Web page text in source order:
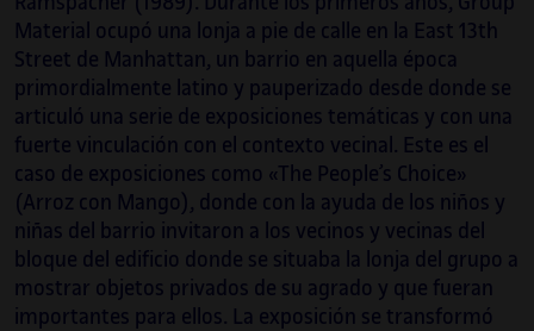
Material ocupó una lonja a pie de calle en la East 13th
Street de Manhattan, un barrio en aquella época
primordialmente latino y pauperizado desde donde se
articuló una serie de exposiciones temáticas y con una
fuerte vinculación con el contexto vecinal. Este es el
caso de exposiciones como «The People’s Choice»
(Arroz con Mango), donde con la ayuda de los niños y
niñas del barrio invitaron a los vecinos y vecinas del
bloque del edificio donde se situaba la lonja del grupo a
mostrar objetos privados de su agrado y que fueran
importantes para ellos. La exposición se transformó